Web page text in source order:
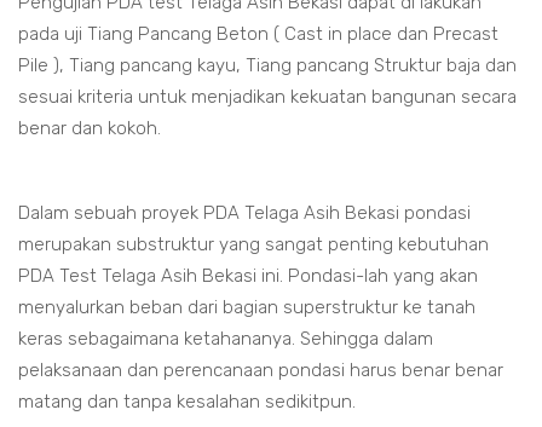
pada uji Tiang Pancang Beton ( Cast in place dan Precast
Pile ), Tiang pancang kayu, Tiang pancang Struktur baja dan
sesuai kriteria untuk menjadikan kekuatan bangunan secara
benar dan kokoh.
Dalam sebuah proyek PDA Telaga Asih Bekasi pondasi
merupakan substruktur yang sangat penting kebutuhan
PDA Test Telaga Asih Bekasi ini. Pondasi-lah yang akan
menyalurkan beban dari bagian superstruktur ke tanah
keras sebagaimana ketahananya. Sehingga dalam
pelaksanaan dan perencanaan pondasi harus benar benar
matang dan tanpa kesalahan sedikitpun.